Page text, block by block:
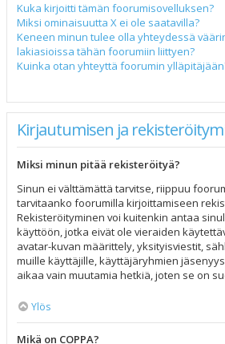
Kuka kirjoitti tämän foorumisovelluksen?
Miksi ominaisuutta X ei ole saatavilla?
Keneen minun tulee olla yhteydessä
lakiasioissa tähän foorumiin liittyen?
Kuinka otan yhteyttä foorumin
Kirjautumisen ja
Miksi minun pitää rekisteröityä?
Sinun ei välttämättä tarvitse, riippuu
tarvitaanko foorumilla kirjoittamiseen
Rekisteröityminen voi kuitenkin antaa
käyttöön, jotka eivät ole vieraiden
avatar-kuvan määrittely, yksityisviestit,
muille käyttäjille, käyttäjäryhmien
aikaa vain muutamia hetkiä, joten se on
Ylös
Mikä on COPPA?